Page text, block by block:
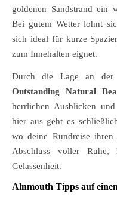
goldenen Sandstrand ein
Bei gutem Wetter lohnt
sich ideal für kurze
zum Innehalten eignet.
Durch die Lage an der
Outstanding Natural
herrlichen Ausblicken
hier aus geht es
wo deine Rundreise
Abschluss voller Ruhe,
Gelassenheit.
Alnmouth Tipps auf